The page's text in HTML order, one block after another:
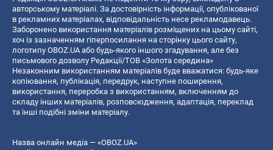
авторському матеріалі. За достовірність інформації, опублікованої
в рекламних матеріалах, відповідальність несе рекламодавець.
Заборонено використання матеріалів розміщених на цьому сайті,
хоч із зазначенням гіперпосилання на сторінку цього сайту,
логотипу OBOZ.UA або будь-якого іншого згадування, але без
письмового дозволу Редакції/ТОВ «Золота середина»
Незаконним використанням матеріалів буде вважатися: будь-яке
копiювання, публiкацiя, передрук, наступне поширення,
використання, переробка з використанням, включенням до
складу інших матеріалів, розповсюдження, адаптація, переклад
та інші подібні зміни матеріалу.
Назва онлайн медіа — «OBOZ.UA»